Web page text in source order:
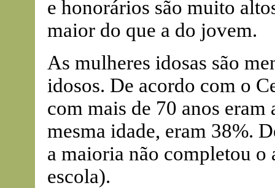
e honorários são muito
maior do que a do jovem.
As mulheres idosas são
idosos. De acordo com o
com mais de 70 anos eram
mesma idade, eram 38%.
a maioria não completou
escola).